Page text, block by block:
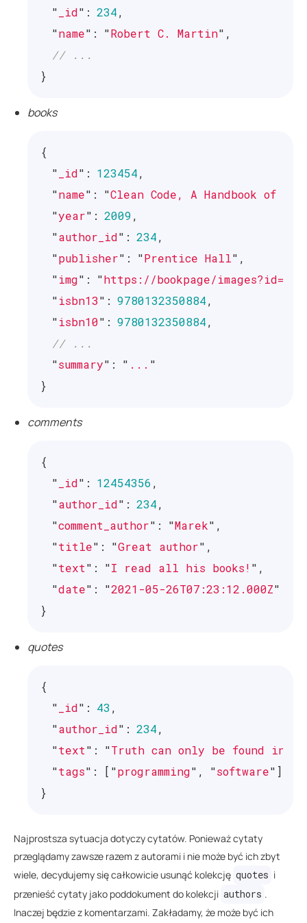
" _id" : 234,
"name" : "Robert C. Martin" ,
// ...
}
books
{
" _id" : 123454,
"name" : "Clean Code, A Handbook of
"year" : 2009,
"author_id" : 234,
"publisher" : "Prentice Hall" ,
"img" : "https://bookpage/
"isbn13" : 9780132350884,
"isbn10" : 9780132350884,
// ...
"summary" : " ... "
}
comments
{
" _id" : 12454356 ,
"author_id" : 234,
"comment_author" : "Marek" ,
"title" : "Great author" ,
"text" : "I read all his books! " ,
"date" : "2021-05-26T07:23:12.000Z"
}
quotes
{
" _id" : 43,
"author_id" : 234,
"text" : "Truth can only be found in
"tags" : [ "programming" , "software" ]
}
Najprostsza sytuacja dotyczy cytatów. Ponieważ cytaty
przeglądamy zawsze razem z autorami i nie może być ich zbyt
wiele, decydujemy się całkowicie usunąć kolekcję quotes i
przenieść cytaty jako poddokument do kolekcji authors .
Inaczej będzie z komentarzami. Zakładamy, że może być ich